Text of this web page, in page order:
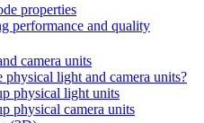
properties
performance and quality
camera units
physical light and camera units?
physical light units
physical camera units